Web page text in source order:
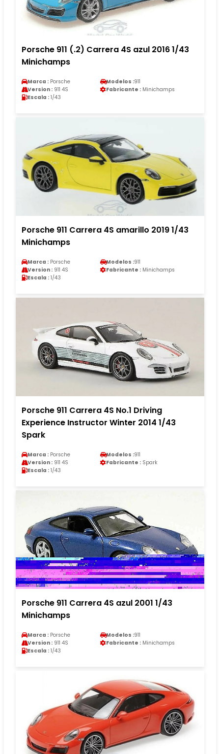
Porsche 911 (.2) Carrera 4S azul 2016 1/43
Minichamps
Marca : Porsche Modelos :911
Version : 911 4S Fabricante : Minichamps
Escala : 1/43
Porsche 911 Carrera 4S amarillo 2019 1/43
Minichamps
Marca : Porsche Modelos :911
Version : 911 4S Fabricante : Minichamps
Escala : 1/43
Porsche 911 Carrera 4S No.1 Driving
Experience Instructor Winter 2014 1/43
Spark
Marca : Porsche Modelos :911
Version : 911 4S Fabricante : Spark
Escala : 1/43
Porsche 911 Carrera 4S azul 2001 1/43
Minichamps
Marca : Porsche Modelos :911
Version : 911 4S Fabricante : Minichamps
Escala : 1/43